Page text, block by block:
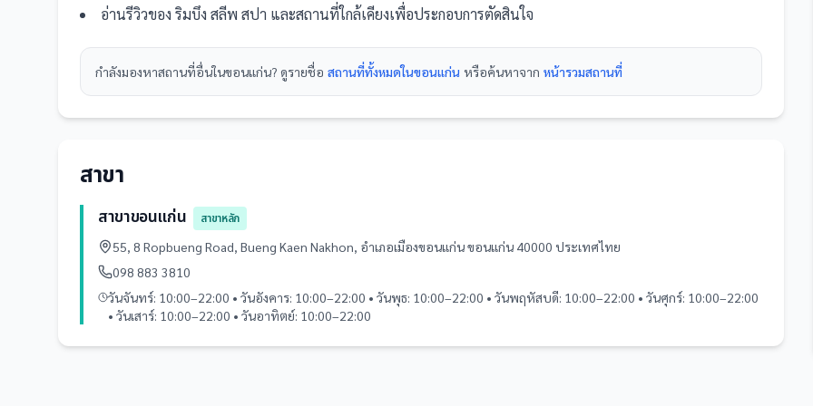
อ่านรีวิวของ ริมบึง สลีพ สปา และสถานที่ใกล้เคียงเพื่อประกอบการตัดสินใจ
กำลังมองหาสถานที่อื่นในขอนแก่น? ดูรายชื่อ สถานที่ทั้งหมดในขอนแก่น หรือค้นหาจาก หน้ารวมสถานที่
สาขา
สาขาขอนแก่น
สาขาหลัก
55, 8 Ropbueng Road, Bueng Kaen Nakhon, อำเภอเมืองขอนแก่น ขอนแก่น 40000 ประเทศไทย
098 883 3810
วันจันทร์: 10:00–22:00 • วันอังคาร: 10:00–22:00 • วันพุธ: 10:00–22:00 • วันพฤหัสบดี: 10:00–22:00 • วันศุกร์: 10:00–22:00
• วันเสาร์: 10:00–22:00 • วันอาทิตย์: 10:00–22:00